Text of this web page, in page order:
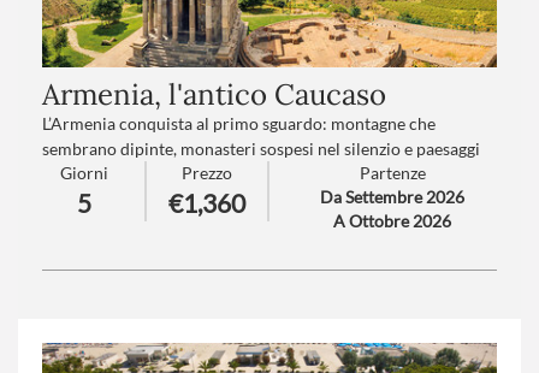
Armenia, l'antico Caucaso
L’Armenia conquista al primo sguardo: montagne che
sembrano dipinte, monasteri sospesi nel silenzio e paesaggi
che emozionano. È un viaggio che sorprende, avvolge e
chiama, perfetto per chi vuole scoprire una terra autentica
ricca di fascino e storie indimenticabili.
Giorni
5
Prezzo
€1,360
Partenze
Da Settembre 2026
A Ottobre 2026